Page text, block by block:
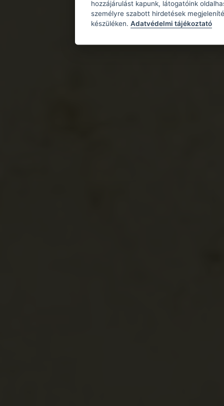
hozzájárulást kapunk, látogatóink
személyre szabott hirdetések
készüléken. Adatvédelmi tájékoztató